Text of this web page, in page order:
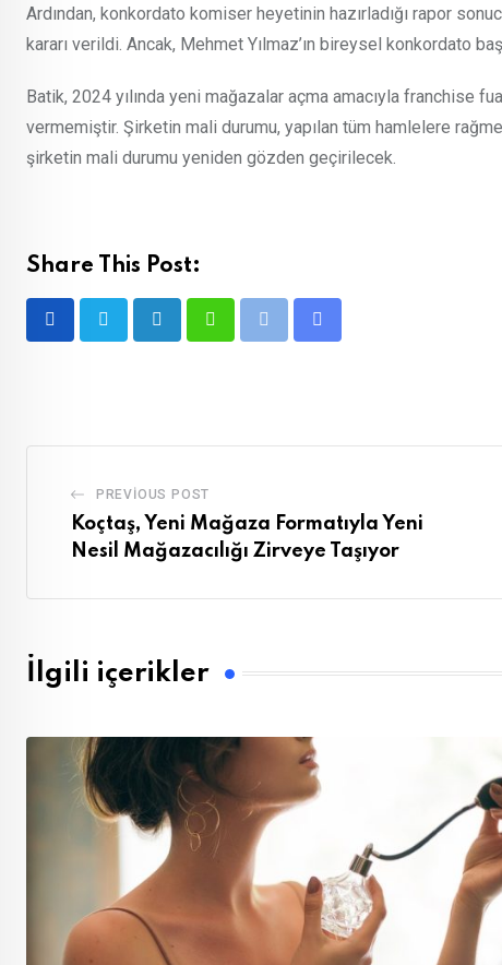
Ardından, konkordato komiser heyetinin hazırladığı rapor
kararı verildi. Ancak, Mehmet Yılmaz’ın bireysel konkordato
Batik, 2024 yılında yeni mağazalar açma amacıyla franchise
vermemiştir. Şirketin mali durumu, yapılan tüm hamlelere
şirketin mali durumu yeniden gözden geçirilecek.
Share This Post:
PREVIOUS POST
Koçtaş, Yeni Mağaza Formatıyla Yeni
Nesil Mağazacılığı Zirveye Taşıyor
İlgili içerikler